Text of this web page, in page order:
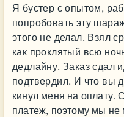
Я бустер с опытом,
попробовать эту
этого не делал. Взял
как проклятый всю
дедлайну. Заказ сдал
подтвердил. И что вы
кинул меня на оплату.
платеж, поэтому мы не